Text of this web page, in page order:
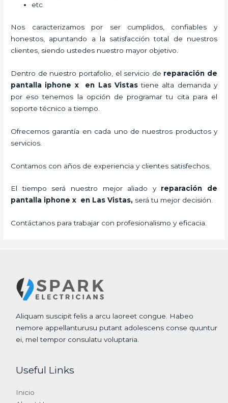
etc
Nos caracterizamos por ser cumplidos, confiables y
honestos, apuntando a la satisfacción total de nuestros
clientes, siendo ustedes nuestro mayor objetivo.
Dentro de nuestro portafolio, el servicio de reparación de
pantalla iphone xen Las Vistastiene alta demanda y
por eso tenemos la opción de programar tu cita para el
soporte técnico a tiempo.
Ofrecemos garantía en cada uno de nuestros productos y
servicios.
Contamos con años de experiencia y clientes satisfechos.
El tiempo será nuestro mejor aliado y reparación de
pantalla iphone x en Las Vistas, será tu mejor decisión.
Contáctanos para trabajar con profesionalismo y eficacia.
Aliquam suscipit felis a arcu laoreet congue. Habeo
nemore appellanturusu putant adolescens conse quuntur
ei, mel tempor consulatu voluptaria.
Useful Links
Inicio